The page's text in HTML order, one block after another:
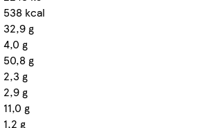
538 kcal
32,9 g
4,0 g
50,8 g
2,3 g
2,9 g
11,0 g
1,2 g